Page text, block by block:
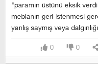
"paramın üstünü eksik
meblanın geri istenmesi
yanlış saymış veya
0 0